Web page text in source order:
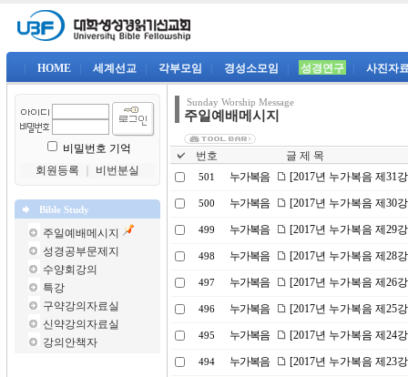
HOME 세계선교 각부모임 경성소모임 성경연구 사진자
비밀번호 기억
회원등록
비번분실
Bible Study
주일예배메시지
성경공부문제지
수양회강의
특강
구약강의자료실
신약강의자료실
강의안책자
Sunday Worship Message
주일예배메시지
번호 글 제 목
501 누가복음 [2017년 누가복음 제31
500 누가복음 [2017년 누가복음 제30
499 누가복음 [2017년 누가복음 제29
498 누가복음 [2017년 누가복음 제28
497 누가복음 [2017년 누가복음 제26
496 누가복음 [2017년 누가복음 제25
495 누가복음 [2017년 누가복음 제24
494 누가복음 [2017년 누가복음 제23